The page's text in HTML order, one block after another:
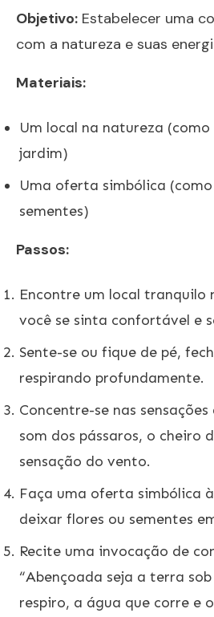
Objetivo: Estabelecer uma
com a natureza e suas
Materiais:
Um local na natureza
jardim)
Uma oferta simbólica
sementes)
Passos:
Encontre um local tranquilo
você se sinta confortável e
Sente-se ou fique de pé,
respirando profundamente.
Concentre-se nas
som dos pássaros, o cheiro
sensação do vento.
Faça uma oferta simbólica
deixar flores ou sementes
Recite uma invocação de
“Abençoada seja a terra
respiro, a água que corre e